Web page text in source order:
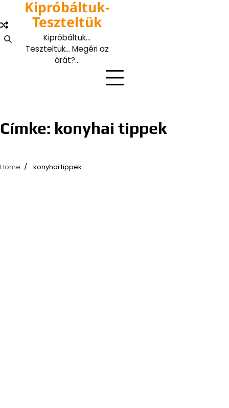
content
Kipróbáltuk-
Teszteltük
Kipróbáltuk…
Teszteltük… Megéri az
árát?…
Címke: konyhai tippek
Home konyhai tippek